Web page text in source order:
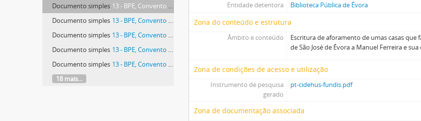
Documento simples 13 - BPE, Convento de São José, 13.
Documento simples 13 - BPE, Convento de São José, 13.
Documento simples 13 - BPE, Convento de São José, 13.
Documento simples 13 - BPE, Convento de São José, 13.
Documento simples 13 - BPE, Convento de São José, 13.
18 mais...
Entidade detentora
Biblioteca Pública de Évora
Zona do conteúdo e estrutura
Âmbito e conteúdo
Escritura de aforamento de umas casas que
de São José de Évora a Manuel Ferreira e sua
Zona de condições de acesso e utilização
Instrumento de pesquisa
gerado
pt-cidehus-fundis.pdf
Zona de documentação associada